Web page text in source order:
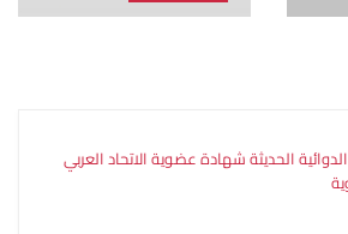
الحديثة شهادة عضوية الاتحاد العربي